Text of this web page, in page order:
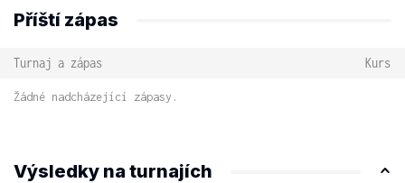
Příští zápas
Turnaj a zápas Kurs
Žádné nadcházející zápasy.
Výsledky na turnajích